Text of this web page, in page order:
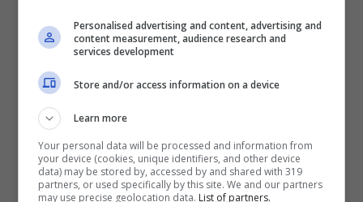
Personalised advertising and content, advertising and
content measurement, audience research and
services development
Store and/or access information on a device
Learn more
Your personal data will be processed and information from
your device (cookies, unique identifiers, and other device
data) may be stored by, accessed by and shared with 319
partners, or used specifically by this site. We and our partners
may use precise geolocation data. List of partners.